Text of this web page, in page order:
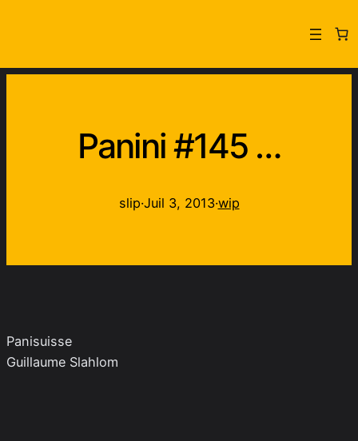
Panini #145 …
slip·Juil 3, 2013·wip
Panisuisse
Guillaume Slahlom